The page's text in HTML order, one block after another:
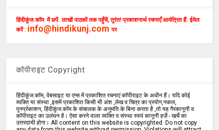
हिंदीकुंज.कॉम में छपें. लाखों पाठकों तक पहुँचें, तुरंत! प्रकाशनार्थ रचनाएँ आमंत्रित हैं. ईमेल
करें : info@hindikunj.com पर
कॉपीराइट Copyright
हिंदीकुंज.कॉम, वेबसाइट या एप्स में प्रकाशित रचनाएं कॉपीराइट के अधीन हैं। यदि कोई
व्यक्ति या संस्था ,इसमें प्रकाशित किसी भी अंश ,लेख व चित्र का प्रयोग,नकल,
पुनर्प्रकाशन, हिंदीकुंज.कॉम के संचालक के अनुमति के बिना करता है ,तो यह गैरकानूनी व
कॉपीराइट का उलंघन है। ऐसा करने वाला व्यक्ति व संस्था स्वयं कानूनी हर्ज़े - खर्चे का
उत्तरदायी होगा। All content on this website is copyrighted. Do not copy